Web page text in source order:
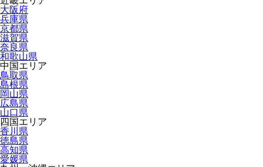
大阪府
兵庫県
京都県
滋賀県
奈良県
和歌山県
中国エリア
鳥取県
島根県
岡山県
広島県
山口県
四国エリア
香川県
徳島県
高知県
愛媛県